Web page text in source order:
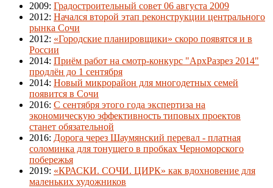
2009: Градостроительный совет 06 августа 2009
2012: Начался второй этап реконструкции центрального
рынка Сочи
2012: «Городские планировщики» скоро появятся и в
России
2014: Приём работ на смотр-конкурс "АрхРазрез 2014"
продлён до 1 сентября
2014: Новый микрорайон для многодетных семей
появится в Сочи
2016: С сентября этого года экспертиза на
экономическую эффективность типовых проектов
станет обязательной
2016: Дорога через Шаумянский перевал - платная
соломинка для тонущего в пробках Черноморского
побережья
2019: «КРАСКИ. СОЧИ. ЦИРК» как вдохновение для
маленьких художников